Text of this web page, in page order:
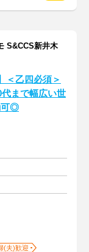
S&CCS新井木
＜乙四必須＞
まで幅広い世
可◎
(夫)歓迎